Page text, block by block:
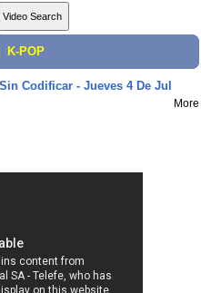
K-POP
Codificar - Jueves 4 De Jul
More